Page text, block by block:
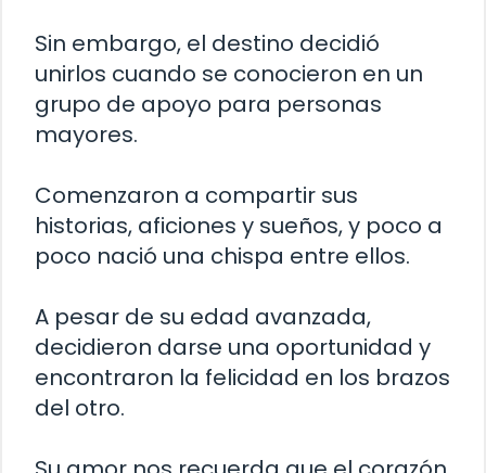
Sin embargo, el destino decidió
unirlos cuando se conocieron en un
grupo de apoyo para personas
mayores.
Comenzaron a compartir sus
historias, aficiones y sueños, y poco a
poco nació una chispa entre ellos.
A pesar de su edad avanzada,
decidieron darse una oportunidad y
encontraron la felicidad en los brazos
del otro.